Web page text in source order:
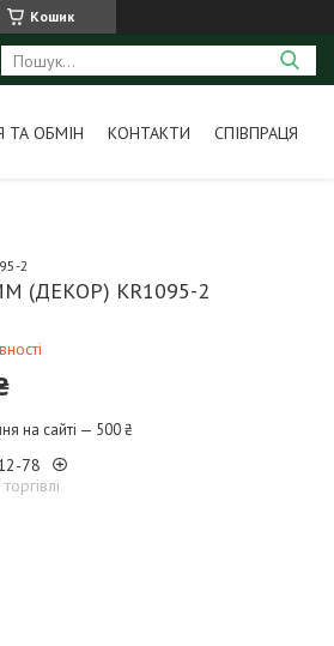
Кошик
ТА ОБМІН КОНТАКТИ СПІВПРАЦЯ
(ДЕКОР) KR1095-2
2
на сайті — 500 ₴
78